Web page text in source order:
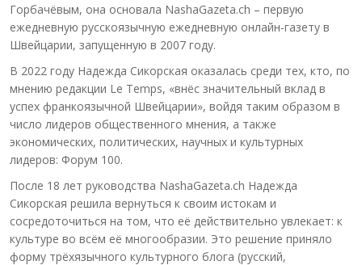
Горбачёвым, она основала NashaGazeta.ch – первую
ежедневную русскоязычную ежедневную онлайн-газету в
Швейцарии, запущенную в 2007 году.
В 2022 году Надежда Сикорская оказалась среди тех, кто, по
мнению редакции Le Temps, «внёс значительный вклад в
успех франкоязычной Швейцарии», войдя таким образом в
число лидеров общественного мнения, а также
экономических, политических, научных и культурных
лидеров: Форум 100.
После 18 лет руководства NashaGazeta.ch Надежда
Сикорская решила вернуться к своим истокам и
сосредоточиться на том, что её действительно увлекает: к
культуре во всём её многообразии. Это решение приняло
форму трёхязычного культурного блога (русский,